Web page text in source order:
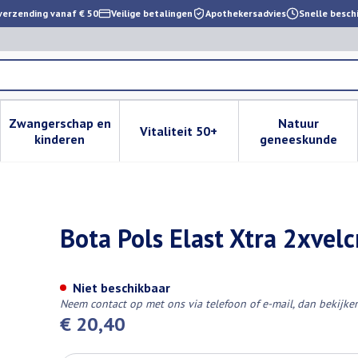
vanaf € 50 Veilige betalingen Apothekersadvies Snelle
verzorging en hygiëne categorie
voor Dieet, voeding en vitamines categorie
Zwangerschap en
kinderenToon submenu voor Zwangerschap en kinderen
Vitaliteit 50+Toon submenu voor Vitaliteit
Natuur
geneeskunde
Toon
M
Bota Pols Elast Xtra
€ 20,40
Niet beschikbaar
Neem contact op met ons via telefoon of e-mail, dan